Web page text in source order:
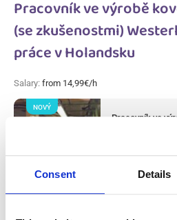
Consent Details
Pracovník ve výrobě
(se zkušenostmi)
práce v Holandsku
Salary: from 14,99€/h
Pracovník ve
zkušenostmi)
NOVÝ